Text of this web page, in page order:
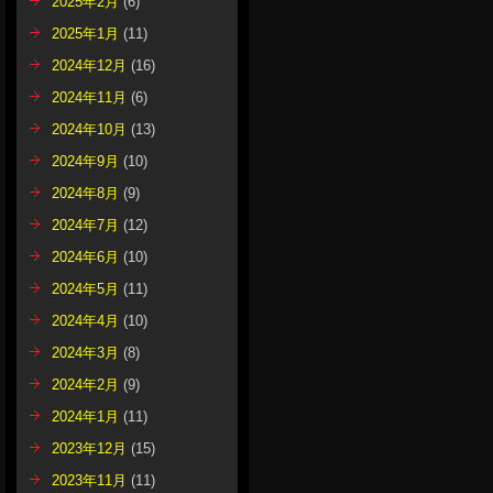
2025年1月 (11)
2024年12月 (16)
2024年11月 (6)
2024年10月 (13)
2024年9月 (10)
2024年8月 (9)
2024年7月 (12)
2024年6月 (10)
2024年5月 (11)
2024年4月 (10)
2024年3月 (8)
2024年2月 (9)
2024年1月 (11)
2023年12月 (15)
2023年11月 (11)